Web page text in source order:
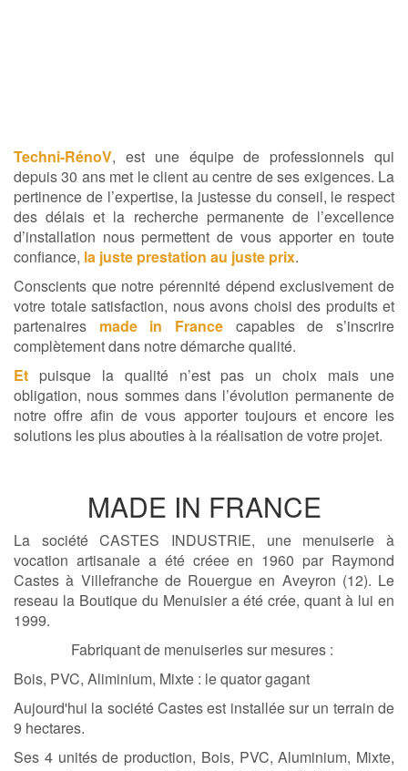
Techni-RénoV, est une équipe de professionnels qui
depuis 30 ans met le client au centre de ses exigences. La
pertinence de l’expertise, la justesse du conseil, le respect
des délais et la recherche permanente de l’excellence
d’installation nous permettent de vous apporter en toute
confiance, la juste prestation au juste prix.
Conscients que notre pérennité dépend exclusivement de
votre totale satisfaction, nous avons choisi des produits et
partenaires made in France capables de s’inscrire
complètement dans notre démarche qualité.
Et puisque la qualité n’est pas un choix mais une
obligation, nous sommes dans l’évolution permanente de
notre offre afin de vous apporter toujours et encore les
solutions les plus abouties à la réalisation de votre projet.
MADE IN FRANCE
La société CASTES INDUSTRIE, une menuiserie à
vocation artisanale a été créee en 1960 par Raymond
Castes à Villefranche de Rouergue en Aveyron (12). Le
reseau la Boutique du Menuisier a été crée, quant à lui en
1999.
Fabriquant de menuiseries sur mesures :
Bois, PVC, Aliminium, Mixte : le quator gagant
Aujourd'hui la société Castes est installée sur un terrain de
9 hectares.
Ses 4 unités de production, Bois, PVC, Aluminium, Mixte,